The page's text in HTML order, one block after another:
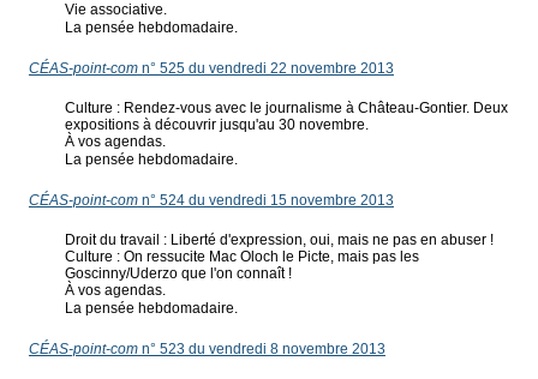
Vie associative.
La pensée hebdomadaire.
CÉAS-point-comn° 525 du vendredi 22 novembre 2013
Culture : Rendez-vous avec le journalisme à Château-Gontier. Deux
expositions à découvrir jusqu'au 30 novembre.
À vos agendas.
La pensée hebdomadaire.
CÉAS-point-comn° 524 du vendredi 15 novembre 2013
Droit du travail : Liberté d'expression, oui, mais ne pas en abuser !
Culture : On ressucite Mac Oloch le Picte, mais pas les
Goscinny/Uderzo que l'on connaît !
À vos agendas.
La pensée hebdomadaire.
CÉAS-point-comn° 523 du vendredi 8 novembre 2013